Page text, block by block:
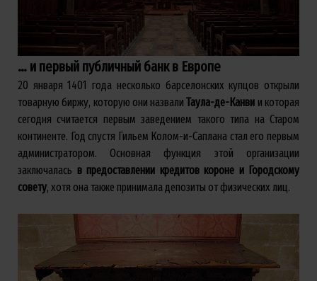
… и первый публичный банк в Европе
20 января 1401 года несколько барселонских купцов открыли
товарную биржу, которую они назвалиТаула-де-Канви и которая
сегодня считается первым заведением такого типа на Старом
континенте. Год спустя Гильем Колом-и-Саплана стал его первым
администратором. Основная функция этой организации
заключалась в предоставлении кредитов короне и Городскому
совету, хотя она также принимала депозиты от физических лиц.